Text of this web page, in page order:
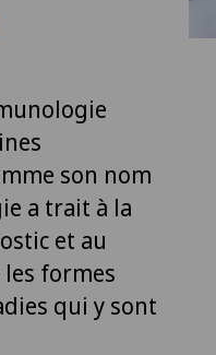
son nom
a trait à la
et au
formes
qui y sont